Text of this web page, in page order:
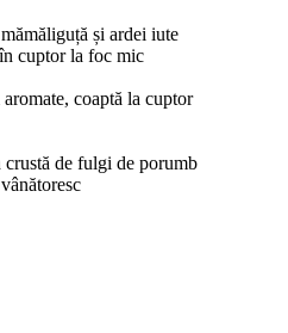
și ardei iute
cuptor la foc mic
coaptă la cuptor
de fulgi de porumb